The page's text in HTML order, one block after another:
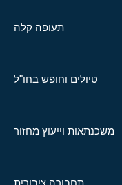
תעופה קלה
טיולים וחופש בחו"ל
משכנתאות וייעוץ מחזור
תחבורה ציבורית